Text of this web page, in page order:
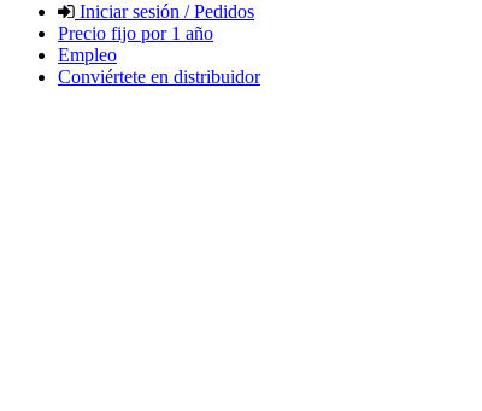
Iniciar sesión / Pedidos
Precio fijo por 1 año
Empleo
Conviértete en distribuidor